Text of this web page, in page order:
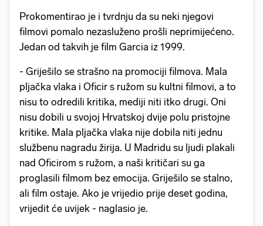
Prokomentirao je i tvrdnju da su neki njegovi
filmovi pomalo nezasluženo prošli neprimijećeno.
Jedan od takvih je film Garcia iz 1999.
- Griješilo se strašno na promociji filmova. Mala
pljačka vlaka i Oficir s ružom su kultni filmovi, a to
nisu to odredili kritika, mediji niti itko drugi. Oni
nisu dobili u svojoj Hrvatskoj dvije polu pristojne
kritike. Mala pljačka vlaka nije dobila niti jednu
službenu nagradu žirija. U Madridu su ljudi plakali
nad Oficirom s ružom, a naši kritičari su ga
proglasili filmom bez emocija. Griješilo se stalno,
ali film ostaje. Ako je vrijedio prije deset godina,
vrijedit će uvijek - naglasio je.